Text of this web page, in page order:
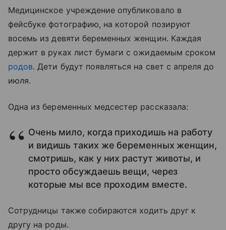
Медицинское учреждение опубликовало в
фейсбуке фотографию, на которой позируют
восемь из девяти беременных женщин. Каждая
держит в руках лист бумаги с ожидаемым сроком
родов. Дети будут появляться на свет с апреля до
июля.
Одна из беременных медсестер рассказала:
Очень мило, когда приходишь на работу
и видишь таких же беременных женщин,
смотришь, как у них растут животы, и
просто обсуждаешь вещи, через
которые мы все проходим вместе.
Сотрудницы также собираются ходить друг к
другу на роды.